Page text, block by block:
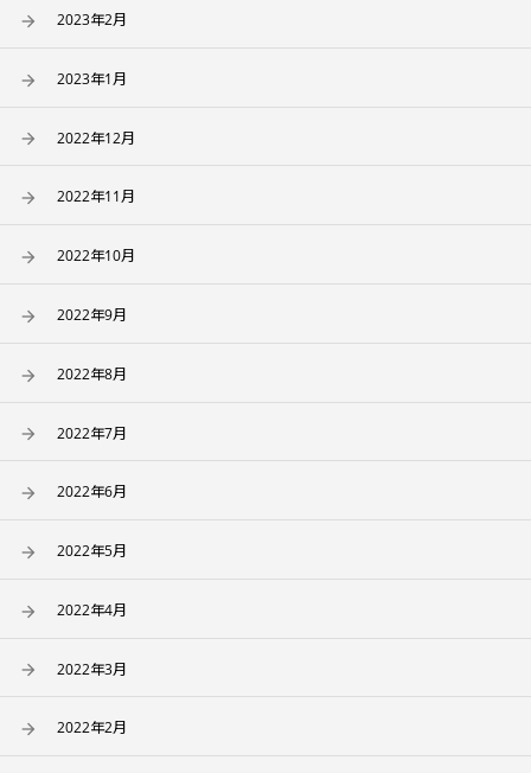
2023年2月
2023年1月
2022年12月
2022年11月
2022年10月
2022年9月
2022年8月
2022年7月
2022年6月
2022年5月
2022年4月
2022年3月
2022年2月